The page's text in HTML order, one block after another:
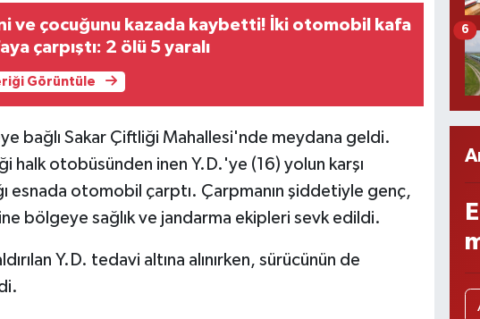
ve çocuğunu kazada kaybetti! İki otomobil kafa
çarpıştı: 2 ölü 5 yaralı
Görüntüle
bağlı Sakar Çiftliği Mahallesi'nde meydana geldi.
halk otobüsünden inen Y.D.'ye (16) yolun karşı
esnada otomobil çarptı. Çarpmanın şiddetiyle genç,
bölgeye sağlık ve jandarma ekipleri sevk edildi.
Y.D. tedavi altına alınırken, sürücünün de
6